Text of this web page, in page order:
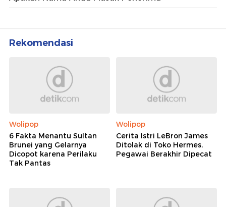
Rekomendasi
Wolipop
6 Fakta Menantu Sultan
Brunei yang Gelarnya
Dicopot karena Perilaku
Tak Pantas
Wolipop
Cerita Istri LeBron James
Ditolak di Toko Hermes,
Pegawai Berakhir Dipecat